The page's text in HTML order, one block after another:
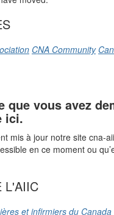
CNA Community
que vous avez
ici.
mis à jour notre site cna-
en ce moment ou
L'AIIC
et infirmiers du Canada